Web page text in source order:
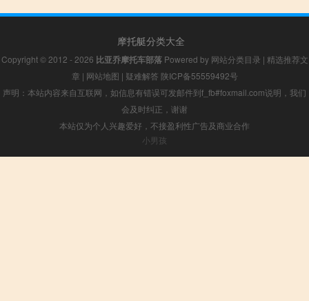
摩托艇分类大全
Copyright © 2012 - 2026 比亚乔摩托车部落Powered by 网站分类目录 | 精选推荐文
章 | 网站地图 | 疑难解答 陕ICP备55559492号
声明：本站内容来自互联网，如信息有错误可发邮件到f_fb#foxmail.com说明，我们
会及时纠正，谢谢
本站仅为个人兴趣爱好，不接盈利性广告及商业合作
小男孩